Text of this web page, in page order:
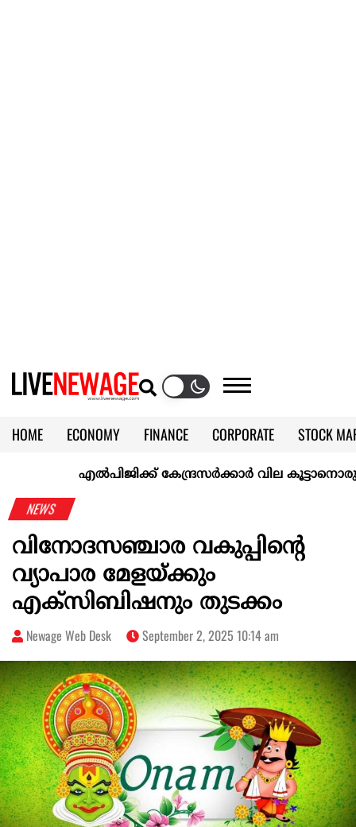
HOME ECONOMY FINANCE CORPORATE
STOCK
KERALA @70
എല്‍പിജിക്ക് കേന്ദ്രസർക്കാർ വില
NEWS
വിനോദസഞ്ചാര വകുപ്പിന്‍റെ
വ്യാപാര മേളയ്ക്കും
എക്സിബിഷനും തുടക്കം
Newage Web Desk September 2, 2025 10:14 am